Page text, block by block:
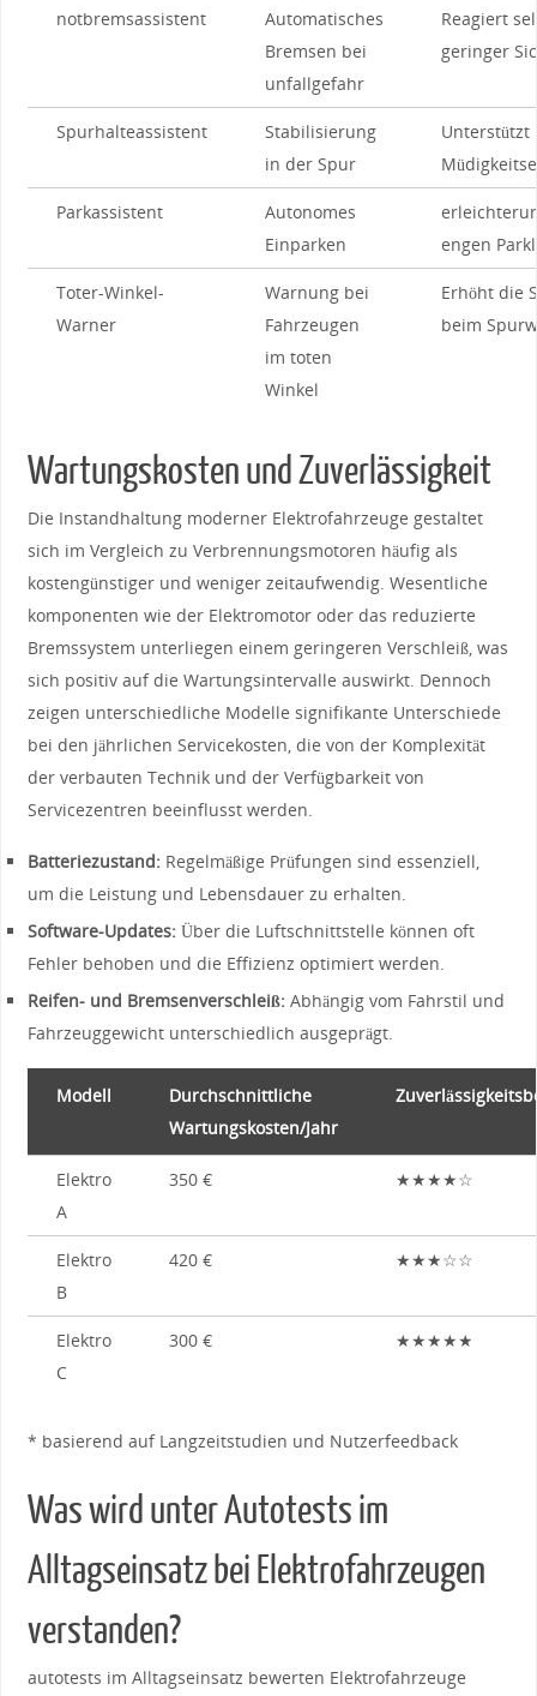
notbremsassistent
Automatisches
Bremsen bei​
unfallgefahr
Reagiert
geringer
Spurhalteassistent
Stabilisierung
in​ der Spur
Unterstützt‌
Parkassistent
Autonomes
Einparken
⁢engen
Toter-Winkel-
Warner
Warnung bei
Fahrzeugen
im toten
Winkel
Erhöht​ die
beim
Wartungskosten und Zuverlässigkeit
Die Instandhaltung moderner⁢ Elektrofahrzeuge gestaltet
sich im ⁣Vergleich zu⁢ Verbrennungsmotoren häufig als
kostengünstiger‌ und weniger ⁣zeitaufwendig. Wesentliche
komponenten‌ wie der⁤ Elektromotor oder das reduzierte
Bremssystem ‌unterliegen einem geringeren Verschleiß, was
sich positiv auf​ die Wartungsintervalle auswirkt. Dennoch
zeigen unterschiedliche ⁤Modelle signifikante Unterschiede
bei den jährlichen Servicekosten, die ​von der ‌Komplexität
der verbauten ⁣Technik‍ und der Verfügbarkeit ​von
Servicezentren beeinflusst werden.
Batteriezustand:Regelmäßige Prüfungen sind ⁤essenziell,
um die Leistung und Lebensdauer zu erhalten.
Software-Updates:Über die Luftschnittstelle können oft​
Fehler behoben und ⁤die Effizienz optimiert werden.
Reifen- und ⁣Bremsenverschleiß:Abhängig ⁣vom ⁤Fahrstil und
Fahrzeuggewicht unterschiedlich ausgeprägt.
Modell
Durchschnittliche
Wartungskosten/Jahr
Elektro
A
350‍ € ★★★★☆
Elektro
B
420 € ★★★☆☆
Elektro‍
C
300‍ € ★★★★★
* basierend auf Langzeitstudien und Nutzerfeedback
Was ⁤wird​ unter Autotests​ im
Alltagseinsatz bei Elektrofahrzeugen
⁤verstanden?
autotests ⁣im Alltagseinsatz‌ bewerten Elektrofahrzeuge⁤